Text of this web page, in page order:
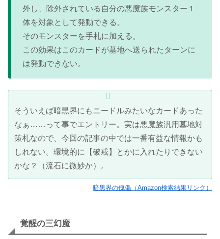
外し、除外されている自分の悪魔族モンスター１
体を対象として発動できる。
そのモンスターを手札に加える。
この効果はこのカードが墓地へ送られたターンに
は発動できない。
そういえば暗黒界にもニードルみたいなカードあった
なぁ……って事でエントリー。実は悪魔族汎用墓地対
策札なので、今回の記事の中では一番有益な情報かも
しれない。環境的に【破戒】とかに入れたりできない
かな？（流石に微妙か）。
暗黒界の傀儡（Amazon検索結果リンク）
覚醒の三幻魔